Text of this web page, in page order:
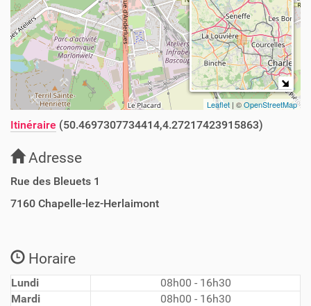
Leaflet | ©OpenStreetMap
Itinéraire (50.4697307734414,4.27217423915863)
Adresse
Rue des Bleuets 1
7160 Chapelle-lez-Herlaimont
Horaire
Lundi
08h00 - 16h30
Mardi
08h00 - 16h30